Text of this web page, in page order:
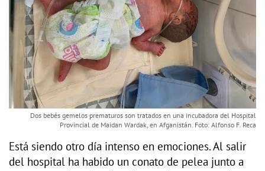
Dos bebés gemelos prematuros son tratados en una incubadora del Hospital
Provincial de Maidan Wardak, en Afganistán. Foto: Alfonso F. Reca
Está siendo otro día intenso en emociones. Al salir
del hospital ha habido un conato de pelea junto a